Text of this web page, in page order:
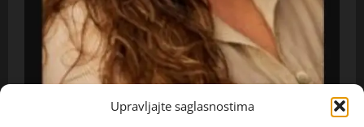
Upravljajte saglasnostima